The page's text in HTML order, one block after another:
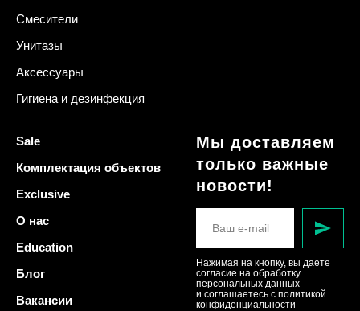
Смесители
Унитазы
Аксессуары
Гигиена и дезинфекция
Sale
Комплектация объектов
Exclusive
О нас
Education
Блог
Вакансии
Мы доставляем
только важные
новости!
Нажимая на кнопку, вы даете
согласие на обработку
персональных данных
и соглашаетесь c политикой
конфиденциальности